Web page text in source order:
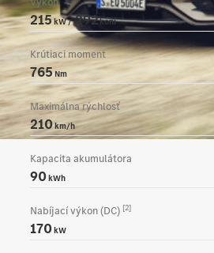
215kW /292koní
Krútiaci moment
765Nm
Maximálna rýchlosť
210km/h
Kapacita akumulátora
90kWh
Nabíjací výkon (DC) [2]
170kW